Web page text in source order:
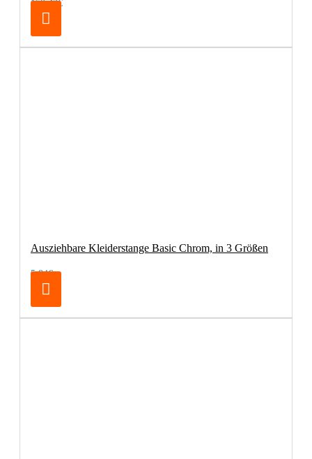
150,42€
Ausziehbare Kleiderstange Basic Chrom, in 3 Größen
5,84€